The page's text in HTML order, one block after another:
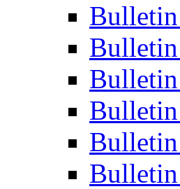
Bulletin
Bulletin